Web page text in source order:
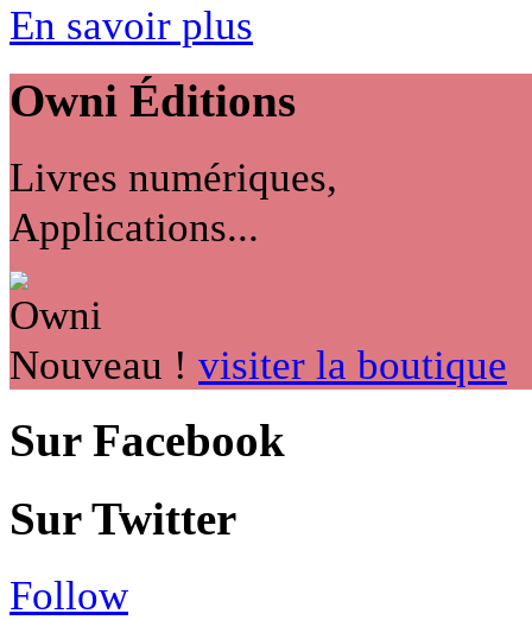
En savoir plus
Owni Éditions
Livres numériques,
Applications...
Nouveau ! visiter la boutique
Sur Facebook
Sur Twitter
Follow